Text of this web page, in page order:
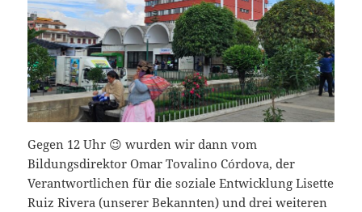
Gegen 12 Uhr 😉 wurden wir dann vom
Bildungsdirektor Omar Tovalino Córdova, der
Verantwortlichen für die soziale Entwicklung Lisette
Ruiz Rivera (unserer Bekannten) und drei weiteren